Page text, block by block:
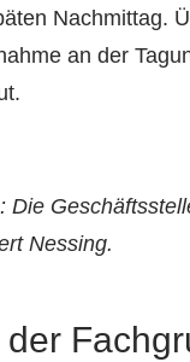
Nachmittag.
an der
Die
Nessing.
der